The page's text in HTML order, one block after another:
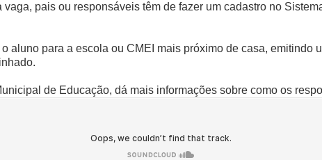
pais ou responsáveis têm de fazer um cadastro no
aluno para a escola ou CMEI mais próximo de casa, emitindo
de Educação, dá mais informações sobre como os